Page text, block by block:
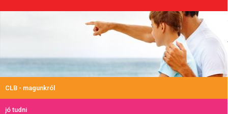
CLB - magunkról
jó tudni